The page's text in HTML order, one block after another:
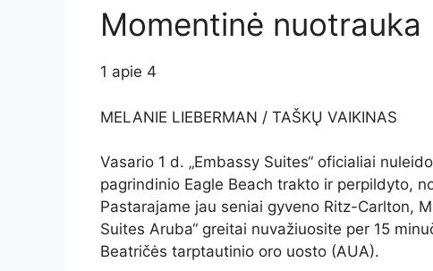
Momentinė nuotrauka
1 apie 4
MELANIE LIEBERMAN / TAŠKŲ VAIKINAS
Vasario 1 d. „Embassy Suites“ oficialiai
pagrindinio Eagle Beach trakto ir perpildyto,
Pastarajame jau seniai gyveno Ritz-Carlton,
Suites Aruba“ greitai nuvažiuosite per 15
Beatričės tarptautinio oro uosto (AUA).